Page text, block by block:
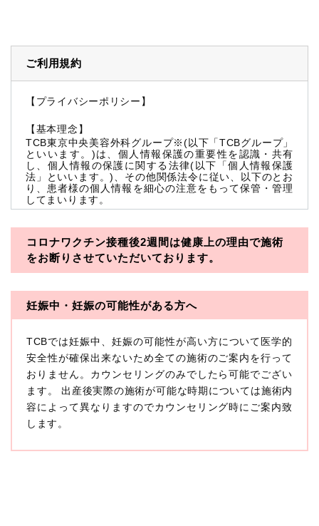
ご利用規約
【プライバシーポリシー】
【基本理念】
TCB東京中央美容外科グループ※(以下「TCBグループ」
といいます。)は、個人情報保護の重要性を認識・共有
し、個人情報の保護に関する法律(以下「個人情報保護
法」といいます。)、その他関係法令に従い、以下のとお
り、患者様の個人情報を細心の注意をもって保管・管理
してまいります。
※TCBグループとは以下を総称していいます。
・一般社団法人メディカルアライアンス
・医療法人社団創彩会
本プライバシーポリシーにおいて「個人情報」とは、生
存する個人に関する情報であって、当該情報に含まれる
氏名、生年月日その他の記述等により特定の個人を識別
できるもの又は個人識別符号（個人情報保護委員会の政
令に準じます。）が含まれるものをいいます。
収集した患者様に関する情報には、単独のままでは特定
の個人を識別できない情報もありますが、他の情報と組
み合わせることにより特定の個人を識別できる場合、か
に扱うものとします。
コロナワクチン接種後2週間は健康上の理由で施術
をお断りさせていただいております。
妊娠中・妊娠の可能性がある方へ
TCBでは妊娠中、妊娠の可能性が高い方について医学的
安全性が確保出来ないため全ての施術のご案内を行って
おりません。カウンセリングのみでしたら可能でござい
ます。 出産後実際の施術が可能な時期については施術内
容によって異なりますのでカウンセリング時にご案内致
します。